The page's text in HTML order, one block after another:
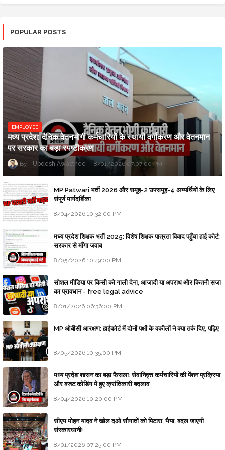
POPULAR POSTS
EMPLOYEE
मध्य प्रदेश: दैनिक वेतनभोगी कर्मचारियों के स्थायी वर्गीकरण और वेतनमान
पर सरकार का बड़ा स्पष्टीकरण
Updesh Awasthee 8/01/2026 07:07:00 PM
MP Patwari भर्ती 2026 और समूह-2 उपसमूह-4 अभ्यर्थियों के लिए
संपूर्ण मार्गदर्शिका
8/04/2026 10:32:00 PM
मध्य प्रदेश शिक्षक भर्ती 2025: विशेष शिक्षक पात्रता विवाद पहुँचा हाई कोर्ट;
सरकार से माँगा जवाब
8/05/2026 10:49:00 PM
सोशल मीडिया पर किसी को गाली देना, आजादी या अपराध और कितनी सजा
का प्रावधान - free legal advice
8/01/2026 06:36:00 PM
MP ओबीसी आरक्षण: हाईकोर्ट में दोनों पक्षों के वकीलों ने क्या तर्क दिए, पढ़िए
8/05/2026 10:35:00 PM
मध्य प्रदेश शासन का बड़ा फैसला: सेवानिवृत्त कर्मचारियों की पेंशन प्रक्रिया
और बजट कोडिंग में हुए क्रांतिकारी बदलाव
8/04/2026 10:20:00 PM
सीएम मोहन यादव ने खोल दओ सौगातों को पिटारा, भैया, बदल जाएगी
संस्कारधानी!
8/01/2026 07:25:00 PM